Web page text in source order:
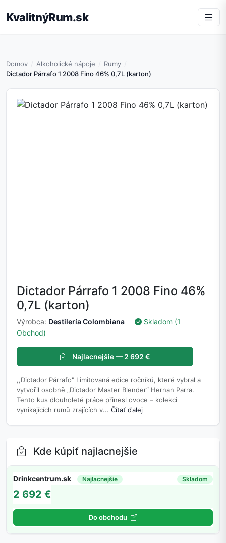
KvalitnýRum.sk
Domov Alkoholické nápoje
Rumy
Dictador Párrafo 1 2008 Fino 46% 0,7L (karton)
Dictador Párrafo 1 2008 Fino 46%
0,7L (karton)
Výrobca: Destilería Colombiana
Skladom (1
Obchod)
Najlacnejšie — 2 692 €
,,Dictador Párrafo" Limitovaná edice ročníků, které vybral a
vytvořil osobně „Dictador Master Blender“ Hernan Parra.
Tento kus dlouholeté práce přinesl ovoce – kolekci
vynikajících rumů zrajících v... Čítať ďalej
Kde kúpiť najlacnejšie
Drinkcentrum.sk Najlacnejšie Skladom
2 692 €
Do obchodu